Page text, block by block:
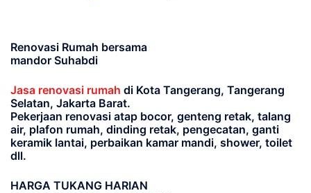
Renovasi Rumah bersama
mandor Suhabdi
Jasa renovasi rumah di Kota Tangerang, Tangerang
Selatan, Jakarta Barat.
Pekerjaan renovasi atap bocor, genteng retak, talang
air, plafon rumah, dinding retak, pengecatan, ganti
keramik lantai, perbaikan kamar mandi, shower, toilet
dll.
HARGA TUKANG HARIAN